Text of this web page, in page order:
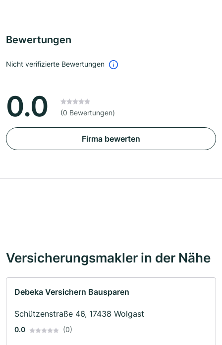
Bewertungen
Nicht verifizierte Bewertungen
0.0 (0 Bewertungen)
Firma bewerten
Versicherungsmakler in der Nähe
Debeka Versichern Bausparen
Schützenstraße 46, 17438 Wolgast
0.0 (0)